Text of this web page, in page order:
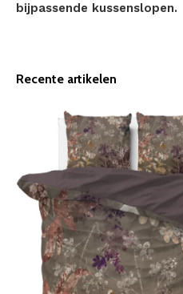
bijpassende kussenslopen.
Recente artikelen